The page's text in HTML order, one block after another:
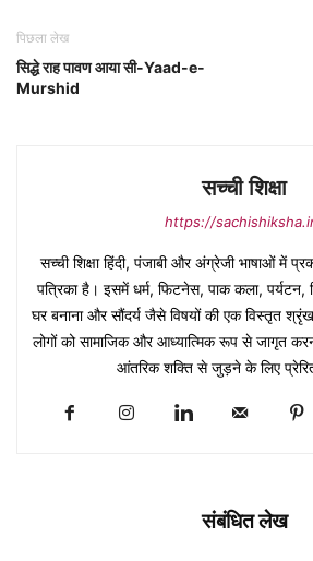
पिछला लेख
सिद्धे राह पावण आया सी-Yaad-e-
Murshid
सच्ची शिक्षा
https://
सच्ची शिक्षा हिंदी, पंजाबी और अंग्रेजी भाषाओं में
पत्रिका है। इसमें धर्म, फिटनेस, पाक कला, पर्यटन,
घर बनाना और सौंदर्य जैसे विषयों की एक विस्तृत
लोगों को सामाजिक और आध्यात्मिक रूप से जागृत
आंतरिक शक्ति से जुड़ने के लिए
संबंधित लेख